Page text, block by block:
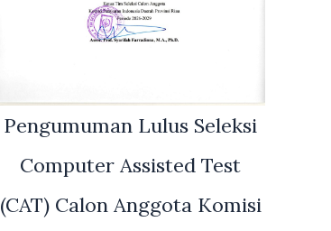
Pengumuman Lulus Seleksi
Computer Assisted Test
(CAT) Calon Anggota Komisi